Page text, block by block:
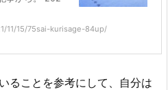
11/15/75sai-kurisage-84up/
ることを参考にして、自分は